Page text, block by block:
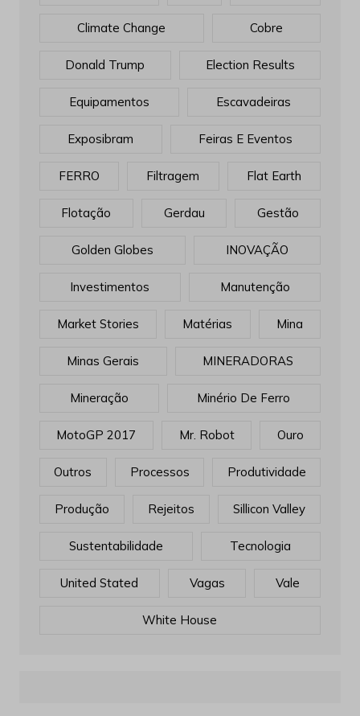
Climate Change Cobre
Donald Trump Election Results
Equipamentos Escavadeiras
Exposibram Feiras E Eventos
FERRO Filtragem Flat Earth
Flotação Gerdau Gestão
Golden Globes INOVAÇÃO
Investimentos Manutenção
Market Stories Matérias Mina
Minas Gerais MINERADORAS
Mineração Minério De Ferro
MotoGP 2017 Mr. Robot Ouro
Outros Processos Produtividade
Produção Rejeitos Sillicon Valley
Sustentabilidade Tecnologia
United Stated Vagas Vale
White House